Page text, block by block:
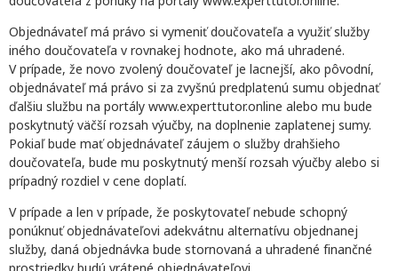
Objednávateľ má právo si vymeniť doučovateľa a využiť služby
iného doučovateľa v rovnakej hodnote, ako má uhradené.
V prípade, že novo zvolený doučovateľ je lacnejší, ako pôvodní,
objednávateľ má právo si za zvyšnú predplatenú sumu objednať
ďalšiu službu na portály www.experttutor.online alebo mu bude
poskytnutý väčší rozsah výučby, na doplnenie zaplatenej sumy.
Pokiaľ bude mať objednávateľ záujem o služby drahšieho
doučovateľa, bude mu poskytnutý menší rozsah výučby alebo si
prípadný rozdiel v cene doplatí.
V prípade a len v prípade, že poskytovateľ nebude schopný
ponúknuť objednávateľovi adekvátnu alternatívu objednanej
služby, daná objednávka bude stornovaná a uhradené finančné